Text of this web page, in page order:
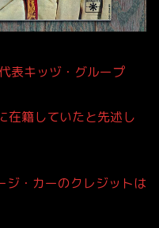
表キッヅ・グループ
籍していたと先述し
ジ・カーのクレジットは